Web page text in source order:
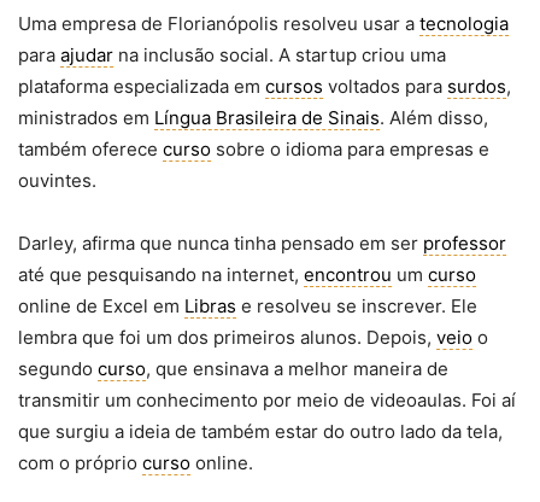
Uma empresa de Florianópolis resolveu usar a tecnologia
para ajudar na inclusão social. A startup criou uma
plataforma especializada em cursos voltados para surdos,
ministrados em Língua Brasileira de Sinais. Além disso,
também oferece curso sobre o idioma para empresas e
ouvintes.
Darley, afirma que nunca tinha pensado em ser professor
até que pesquisando na internet, encontrou um curso
online de Excel em Libras e resolveu se inscrever. Ele
lembra que foi um dos primeiros alunos. Depois, veio o
segundo curso, que ensinava a melhor maneira de
transmitir um conhecimento por meio de videoaulas. Foi aí
que surgiu a ideia de também estar do outro lado da tela,
com o próprio curso online.